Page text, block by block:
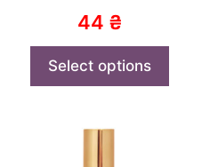
44 ₴
Select options